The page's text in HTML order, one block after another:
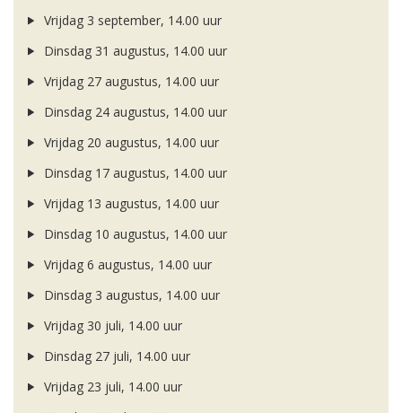
Vrijdag 3 september, 14.00 uur
Dinsdag 31 augustus, 14.00 uur
Vrijdag 27 augustus, 14.00 uur
Dinsdag 24 augustus, 14.00 uur
Vrijdag 20 augustus, 14.00 uur
Dinsdag 17 augustus, 14.00 uur
Vrijdag 13 augustus, 14.00 uur
Dinsdag 10 augustus, 14.00 uur
Vrijdag 6 augustus, 14.00 uur
Dinsdag 3 augustus, 14.00 uur
Vrijdag 30 juli, 14.00 uur
Dinsdag 27 juli, 14.00 uur
Vrijdag 23 juli, 14.00 uur